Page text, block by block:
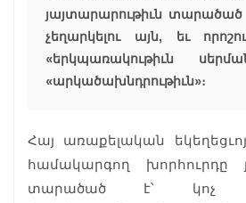
յայտարարութիւն տարածած
չեղարկելու այն, եւ
«երկպառակութիւն
«արկածախնդրութիւն»։
Հայ առաքելական
համակարգող խորհուրդը
տարածած է՝ կոչ